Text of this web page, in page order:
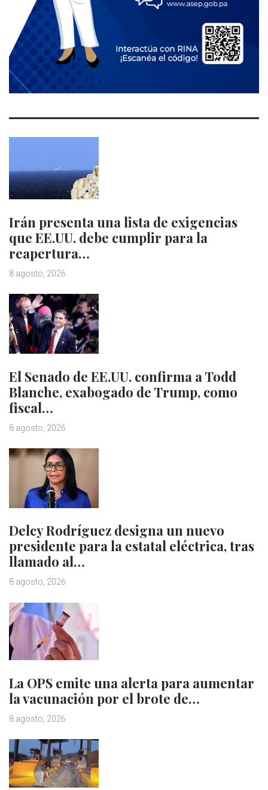
Irán presenta una lista de exigencias
que EE.UU. debe cumplir para la
reapertura…
8 agosto, 2026
El Senado de EE.UU. confirma a Todd
Blanche, exabogado de Trump, como
fiscal…
8 agosto, 2026
Delcy Rodríguez designa un nuevo
presidente para la estatal eléctrica, tras
llamado al…
8 agosto, 2026
La OPS emite una alerta para aumentar
la vacunación por el brote de…
8 agosto, 2026